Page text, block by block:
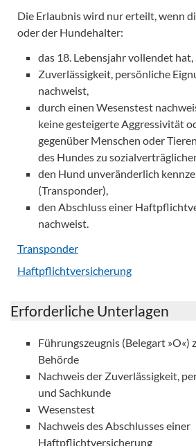
Die Erlaubnis wird nur erteilt, wenn
oder der Hundehalter:
das 18. Lebensjahr vollendet hat,
Zuverlässigkeit, persönliche
nachweist,
durch einen Wesenstest
keine gesteigerte Aggressivität
gegenüber Menschen oder
des Hundes zu
den Hund unveränderlich
(Transponder),
den Abschluss einer
nachweist.
Transponder
Haftpflichtversicherung
Erforderliche Unterlagen
Führungszeugnis (Belegart »O«)
Behörde
Nachweis der Zuverlässigkeit,
und Sachkunde
Wesenstest
Nachweis des Abschlusses einer
Haftpflichtversicherung